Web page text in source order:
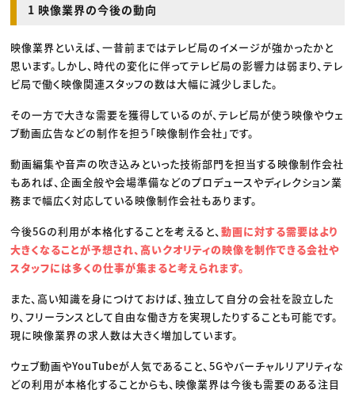
1 映像業界の今後の動向
映像業界といえば、一昔前まではテレビ局のイメージが強かったかと
思います。しかし、時代の変化に伴ってテレビ局の影響力は弱まり、テレ
ビ局で働く映像関連スタッフの数は大幅に減少しました。
その一方で大きな需要を獲得しているのが、テレビ局が使う映像やウェ
ブ動画広告などの制作を担う「映像制作会社」です。
動画編集や音声の吹き込みといった技術部門を担当する映像制作会社
もあれば、企画全般や会場準備などのプロデュースやディレクション業
務まで幅広く対応している映像制作会社もあります。
今後5Gの利用が本格化することを考えると、動画に対する需要はより
大きくなることが予想され、高いクオリティの映像を制作できる会社や
スタッフには多くの仕事が集まると考えられます。
また、高い知識を身につけておけば、独立して自分の会社を設立した
り、フリーランスとして自由な働き方を実現したりすることも可能です。
現に映像業界の求人数は大きく増加しています。
ウェブ動画やYouTubeが人気であること、5Gやバーチャルリアリティな
どの利用が本格化することからも、映像業界は今後も需要のある注目